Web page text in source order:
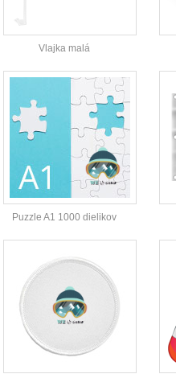
Vlajka malá
Puzzle A1 1000 dielikov